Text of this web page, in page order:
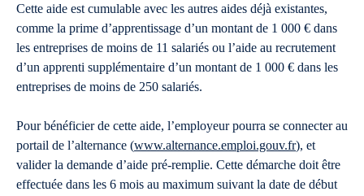
Cette aide est cumulable avec les autres aides déjà existantes,
comme la prime d’apprentissage d’un montant de 1 000 € dans
les entreprises de moins de 11 salariés ou l’aide au recrutement
d’un apprenti supplémentaire d’un montant de 1 000 € dans les
entreprises de moins de 250 salariés.
Pour bénéficier de cette aide, l’employeur pourra se connecter au
portail de l’alternance (www.alternance.emploi.gouv.fr), et
valider la demande d’aide pré-remplie. Cette démarche doit être
effectuée dans les 6 mois au maximum suivant la date de début